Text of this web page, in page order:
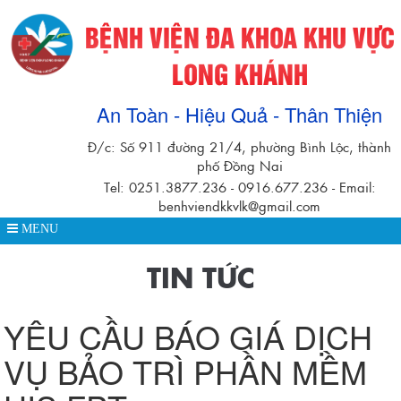
BỆNH VIỆN ĐA KHOA KHU VỰC
LONG KHÁNH
An Toàn - Hiệu Quả - Thân Thiện
Đ/c: Số 911 đường 21/4, phường Bình Lộc, thành
phố Đồng Nai
Tel: 0251.3877.236 - 0916.677.236 - Email:
benhviendkkvlk@gmail.com
MENU
TIN TỨC
YÊU CẦU BÁO GIÁ DỊCH
VỤ BẢO TRÌ PHẦN MỀM